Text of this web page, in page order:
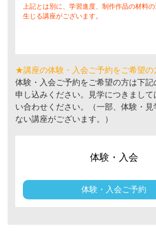
上記とは別に、学習進度、制作作品の材料
生じる講座がございます。
★講座の体験・入会ご予約をご希望の
体験・入会ご予約をご希望の方は下記
申し込みください。見学につきまして
い合わせください。（一部、体験・見
ない講座がございます。）
体験・入会
体験・入会ご予約